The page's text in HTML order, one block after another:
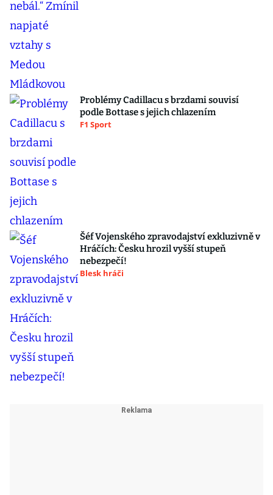
Problémy Cadillacu s brzdami souvisí
podle Bottase s jejich chlazením
F1 Sport
Šéf Vojenského zpravodajství exkluzivně v
Hráčích: Česku hrozil vyšší stupeň
nebezpečí!
Blesk hráči